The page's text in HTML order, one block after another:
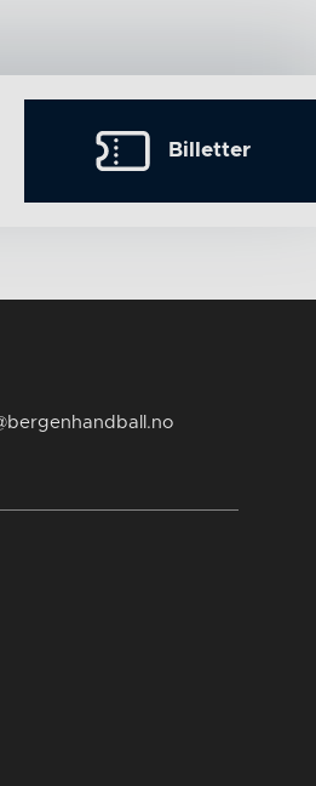
Billetter